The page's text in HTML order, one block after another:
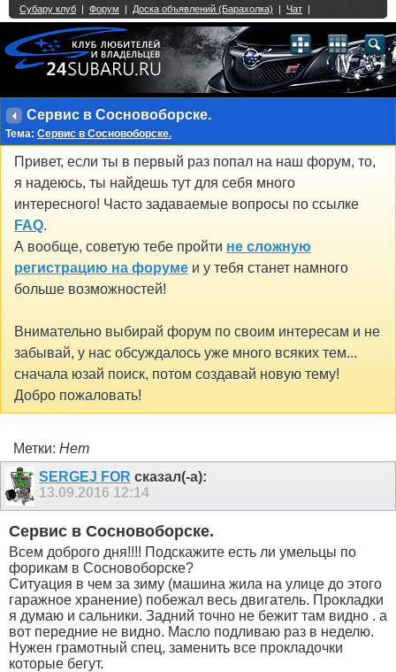
Сервис в Сосновоборске.
Тема: Сервис в Сосновоборске.
Привет, если ты в первый раз попал на наш форум, то,
я надеюсь, ты найдешь тут для себя много
интересного! Часто задаваемые вопросы по ссылке
FAQ.
А вообще, советую тебе пройти не сложную
регистрацию на форуме и у тебя станет намного
больше возможностей!
Внимательно выбирай форум по своим интересам и не
забывай, у нас обсуждалось уже много всяких тем...
сначала юзай поиск, потом создавай новую тему!
Добро пожаловать!
Метки: Нет
SERGEJ FOR сказал(-а):
13.09.2016 12:14
Сервис в Сосновоборске.
Всем доброго дня!!!! Подскажите есть ли умельцы по
форикам в Сосновоборске?
Ситуация в чем за зиму (машина жила на улице до этого
гаражное хранение) побежал весь двигатель. Прокладки
я думаю и сальники. Задний точно не бежит там видно . а
вот передние не видно. Масло подливаю раз в неделю.
Нужен грамотный спец, заменить все прокладочки
которые бегут.
Single Sign On provided byvBSSO
2 3 4 5 6 7 8 9 10 11 12 13 14 15 16 17 18 21 22 23 24 25 26
27 28 29 30 31 32 33 34 35 36 37 38 39 40 41 42 43